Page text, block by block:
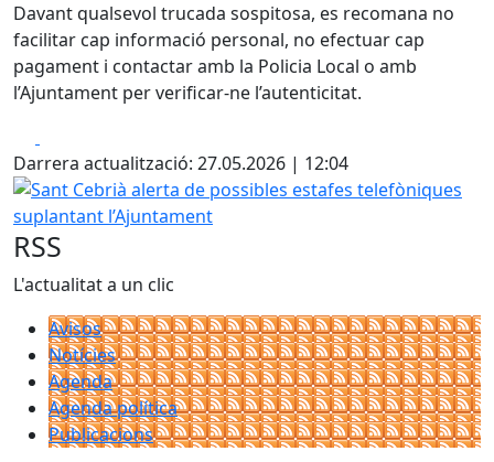
Davant qualsevol trucada sospitosa, es recomana no
facilitar cap informació personal, no efectuar cap
pagament i contactar amb la Policia Local o amb
l’Ajuntament per verificar-ne l’autenticitat.
Darrera actualització: 27.05.2026 | 12:04
Sant Cebrià alerta de possibles estafes telefòniques
RSS
L'actualitat a un clic
Avisos
Notícies
Agenda
Agenda política
Publicacions